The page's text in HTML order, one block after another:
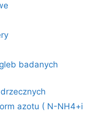
badanych
azotu ( N-NH4+i